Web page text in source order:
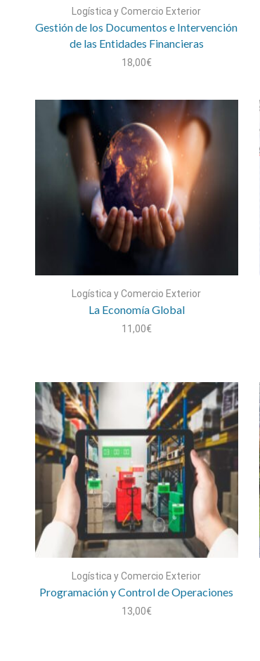
Logística y Comercio Exterior
Gestión de los Documentos e Intervención
de las Entidades Financieras
18,00€
Logística y Comercio Exterior
La Economía Global
11,00€
Logística y Comercio Exterior
Programación y Control de Operaciones
13,00€